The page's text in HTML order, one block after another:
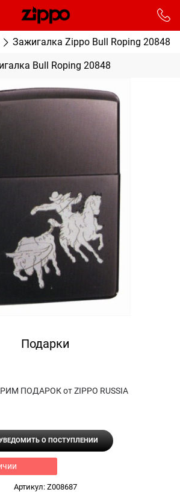
Зажигалка Zippo Bull Roping 20848
Bull Roping 20848
Подарки
ПОДАРОК от ZIPPO RUSSIA
О ПОСТУПЛЕНИИ
Артикул: Z008687
зависят сроки доставки